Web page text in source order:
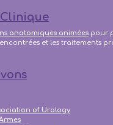
Clinique
anatomiques animéespour
et les traitements
of Urology